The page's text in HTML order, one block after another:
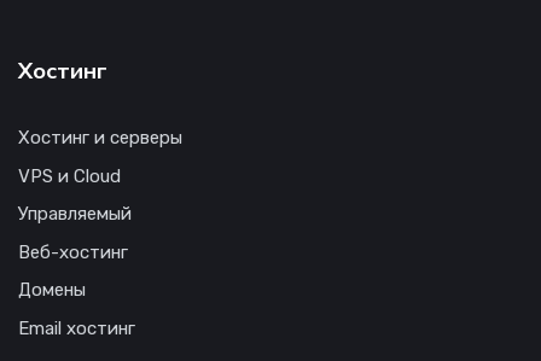
Хостинг
Хостинг и серверы
VPS и Cloud
Управляемый
Веб-хостинг
Домены
Email хостинг